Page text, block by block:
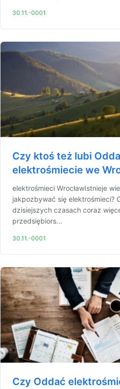
30.11.-0001
Czy ktoś też lubi
elektrośmiecie we
elektrośmieci WrocławIstnieje
jakpozbywać się elektrośmieci?
dzisiejszych czasach coraz
przedsiębiors...
30.11.-0001
Czy Oddać